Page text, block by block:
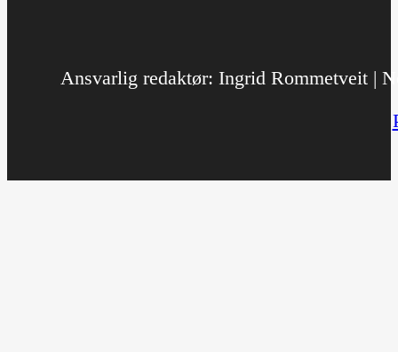
Ansvarlig redaktør: Ingrid Rommetveit |